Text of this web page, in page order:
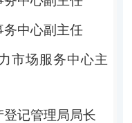
中心副主任
市场服务中心主
登记管理局局长